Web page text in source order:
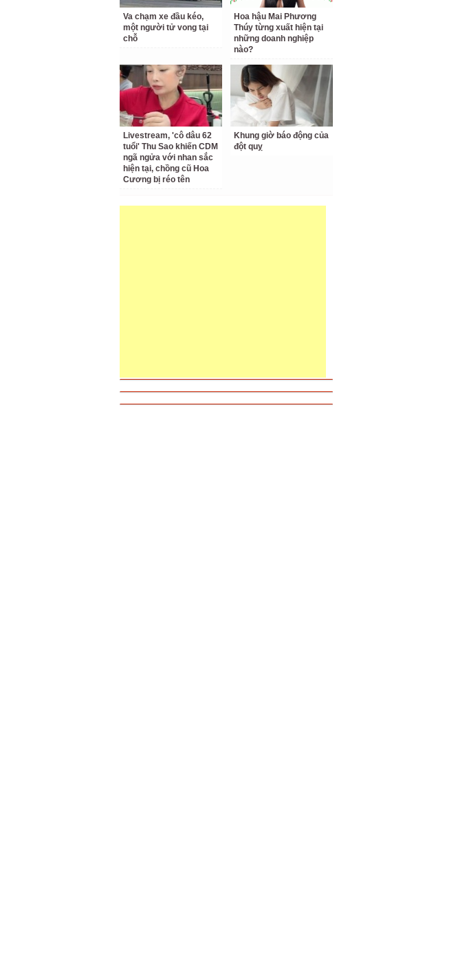
Va chạm xe đầu kéo,
một người tử vong tại
chỗ
Hoa hậu Mai Phương
Thúy từng xuất hiện tại
những doanh nghiệp
nào?
Livestream, 'cô dâu 62
tuổi' Thu Sao khiến CDM
ngã ngửa với nhan sắc
hiện tại, chồng cũ Hoa
Cương bị réo tên
Khung giờ báo động của
đột quỵ